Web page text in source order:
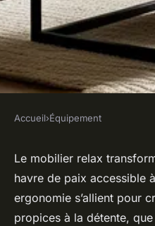
ÉQUIPEMENT
Mobilier relax
détente
Salomé•6 juin 2025•3 min
Accueil›Équipement
Le mobilier relax
havre de paix accessible
ergonomie s’allient pour
propices à la détente,